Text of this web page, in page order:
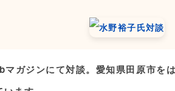
ガジンにて対談。愛知県田原市を